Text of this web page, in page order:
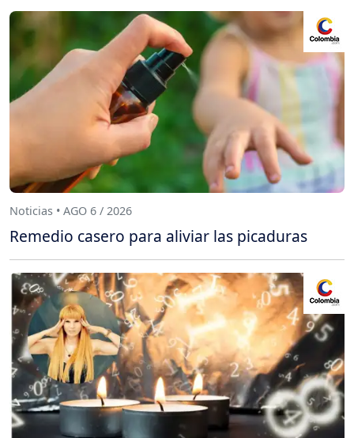
Noticias • AGO 6 / 2026
Remedio casero para aliviar las picaduras